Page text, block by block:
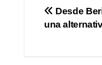
Desde
una